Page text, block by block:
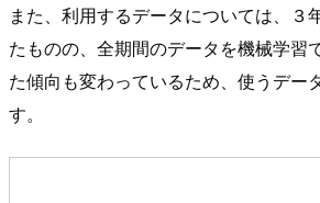
また、利用するデータについては、３
たものの、全期間のデータを機械学習
た傾向も変わっているため、使うデー
す。